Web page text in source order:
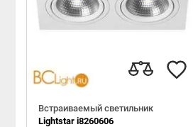
Встраиваемый светильник
Lightstar i8260606